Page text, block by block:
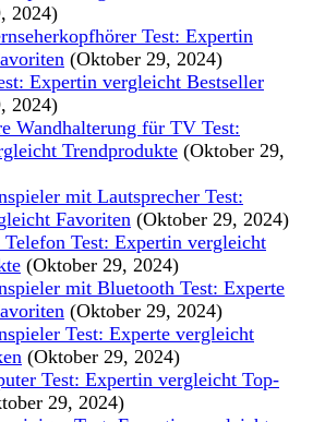
2024)
Test: Expertin
(Oktober 29, 2024)
Expertin vergleicht Bestseller
2024)
Wandhalterung für TV Test:
Trendprodukte (Oktober 29,
mit Lautsprecher Test:
Favoriten (Oktober 29, 2024)
Telefon Test: Expertin vergleicht
(Oktober 29, 2024)
mit Bluetooth Test: Experte
(Oktober 29, 2024)
Test: Experte vergleicht
(Oktober 29, 2024)
Test: Expertin vergleicht Top-
29, 2024)